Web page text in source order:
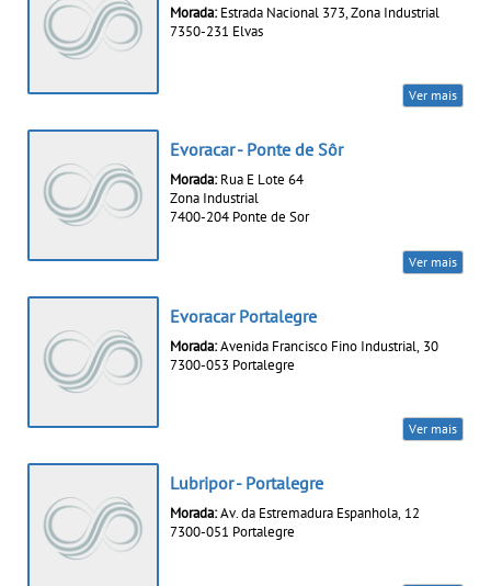
Morada: Estrada Nacional 373, Zona Industrial
7350-231 Elvas
Ver mais
Evoracar - Ponte de Sôr
Morada: Rua E Lote 64
Zona Industrial
7400-204 Ponte de Sor
Ver mais
Evoracar Portalegre
Morada:Avenida Francisco Fino Industrial, 30
7300-053 Portalegre
Ver mais
Lubripor - Portalegre
Morada:Av. da Estremadura Espanhola, 12
7300-051 Portalegre